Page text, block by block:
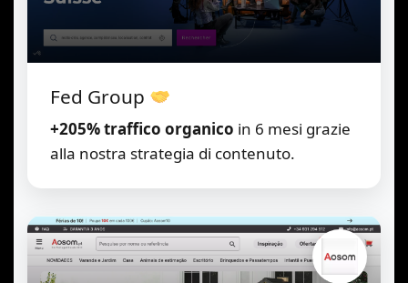
Fed Group
+205% traffico organico in 6 mesi grazie
alla nostra strategia di contenuto.